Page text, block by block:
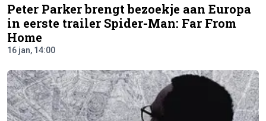
Peter Parker brengt bezoekje aan Europa
in eerste trailer Spider-Man: Far From
Home
16 jan, 14:00